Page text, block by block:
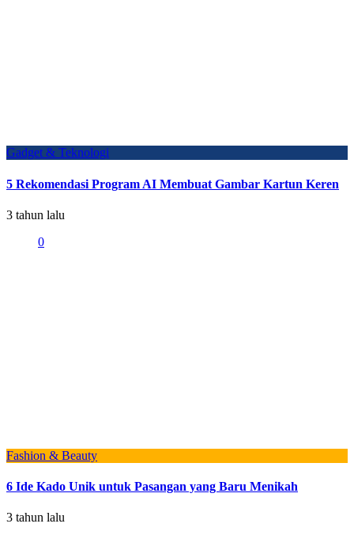
Gadget & Teknologi
5 Rekomendasi Program AI Membuat Gambar Kartun Keren
3 tahun lalu
0
Fashion & Beauty
6 Ide Kado Unik untuk Pasangan yang Baru Menikah
3 tahun lalu